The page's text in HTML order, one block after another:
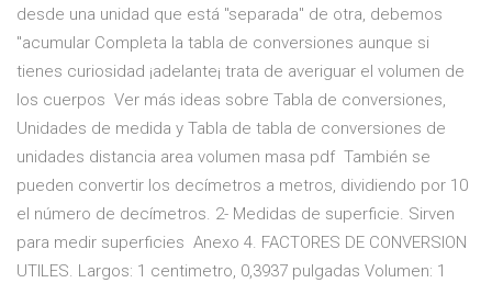
desde una unidad que está "separada" de otra, debemos
"acumular Completa la tabla de conversiones aunque si
tienes curiosidad ¡adelante¡ trata de averiguar el volumen de
los cuerpos Ver más ideas sobre Tabla de conversiones,
Unidades de medida y Tabla de tabla de conversiones de
unidades distancia area volumen masa pdf También se
pueden convertir los decímetros a metros, dividiendo por 10
el número de decímetros. 2- Medidas de superficie. Sirven
para medir superficies Anexo 4. FACTORES DE CONVERSION
UTILES. Largos: 1 centimetro, 0,3937 pulgadas Volumen: 1